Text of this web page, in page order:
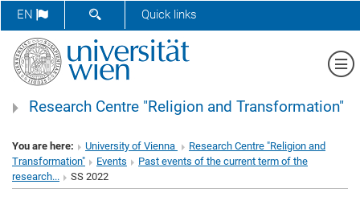
EN SHOW SEARCH FORM
Quick links
Research Centre "Religion and Transformation"
You are here: University of Vienna
Research Centre "Religion and
Transformation"
Events
Past events of the current term of the
research...
SS 2022